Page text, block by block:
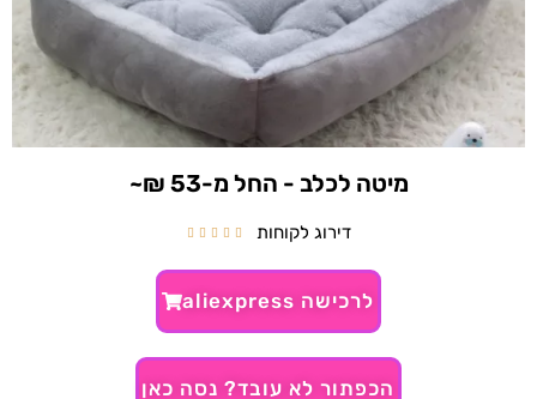
מיטה לכלב - החל מ-53 ₪~
דירוג לקוחות 




לרכישה aliexpress
הכפתור לא עובד? נסה כאן